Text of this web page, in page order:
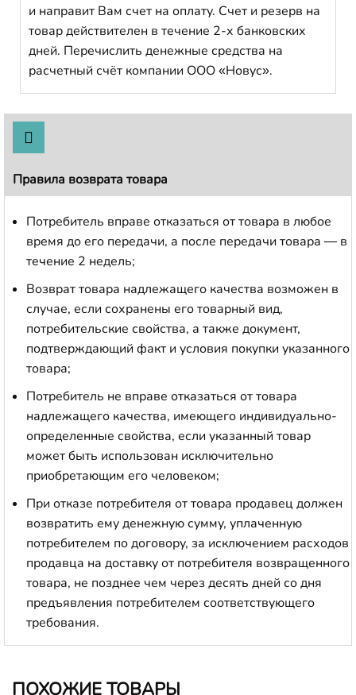
и направит Вам счет на оплату. Счет и резерв на
товар действителен в течение 2-х банковских
дней. Перечислить денежные средства на
расчетный счёт компании ООО «Новус».
Правила возврата товара
Потребитель вправе отказаться от товара в любое
время до его передачи, а после передачи товара — в
течение 2 недель;
Возврат товара надлежащего качества возможен в
случае, если сохранены его товарный вид,
потребительские свойства, а также документ,
подтверждающий факт и условия покупки указанного
товара;
Потребитель не вправе отказаться от товара
надлежащего качества, имеющего индивидуально-
определенные свойства, если указанный товар
может быть использован исключительно
приобретающим его человеком;
При отказе потребителя от товара продавец должен
возвратить ему денежную сумму, уплаченную
потребителем по договору, за исключением расходов
продавца на доставку от потребителя возвращенного
товара, не позднее чем через десять дней со дня
предъявления потребителем соответствующего
требования.
ПОХОЖИЕ ТОВАРЫ